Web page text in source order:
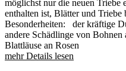
möglichst nur die neuen Triebe
enthalten ist, Blätter und
Besonderheiten: der kräftige
andere Schädlinge von
Blattläuse an Rosen
mehr Details lesen